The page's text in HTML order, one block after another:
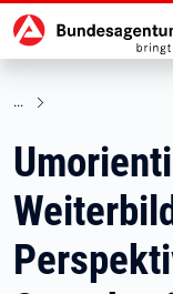
zu den Hauptinhalten